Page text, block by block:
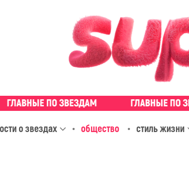
о звездах общество стиль жизни